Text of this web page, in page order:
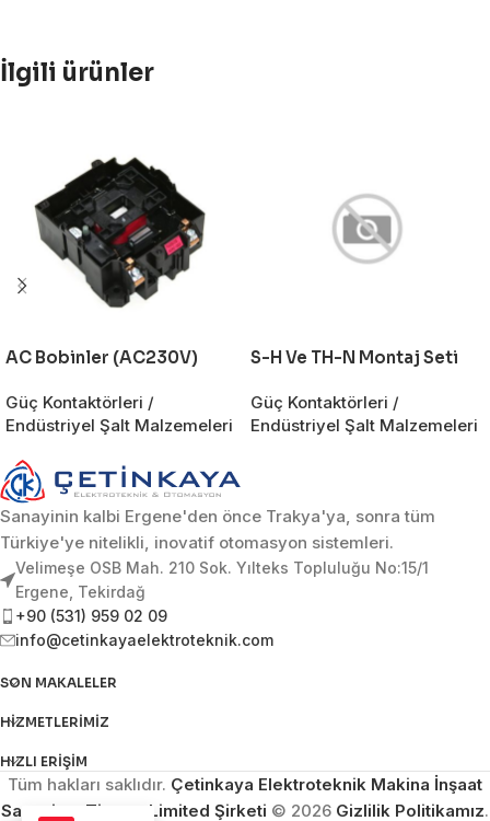
İlgili ürünler
AC Bobinler (AC230V)
Güç Kontaktörleri /
Endüstriyel Şalt Malzemeleri
S-H Ve TH-N Montaj Seti
Güç Kontaktörleri /
Endüstriyel Şalt Malzemeleri
Sanayinin kalbi Ergene'den önce Trakya'ya, sonra tüm
Türkiye'ye nitelikli, inovatif otomasyon sistemleri.
Velimeşe OSB Mah. 210 Sok. Yılteks Topluluğu No:15/1
Ergene, Tekirdağ
+90 (531) 959 02 09
info@cetinkayaelektroteknik.com
SON MAKALELER
HIZMETLERIMIZ
HIZLI ERIŞIM
Tüm hakları saklıdır. Çetinkaya Elektroteknik Makina İnşaat
Sanayi ve Ticaret Limited Şirketi © 2026 Gizlilik Politikamız.